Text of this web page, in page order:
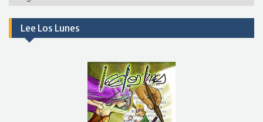
Lee Los Lunes